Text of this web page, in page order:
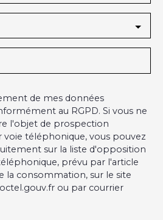
de mes données
au RGPD. Si vous ne
l'objet de prospection
téléphonique, vous pouvez
sur la liste d'opposition
prévu par l'article
la consommation, sur le site
ou par courrier